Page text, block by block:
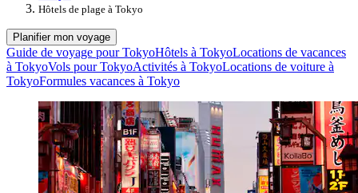
Hôtels de plage à Tokyo
Planifier mon voyage
Guide de voyage pour TokyoHôtels à TokyoLocations de vacances
à TokyoVols pour TokyoActivités à TokyoLocations de voiture à
TokyoFormules vacances à Tokyo